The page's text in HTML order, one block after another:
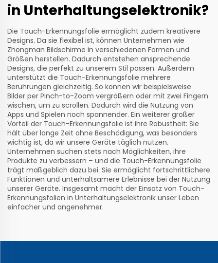
in Unterhaltungselektronik?
Die Touch-Erkennungsfolie ermöglicht zudem kreativere
Designs. Da sie flexibel ist, können Unternehmen wie
Zhongman Bildschirme in verschiedenen Formen und
Größen herstellen. Dadurch entstehen ansprechende
Designs, die perfekt zu unserem Stil passen. Außerdem
unterstützt die Touch-Erkennungsfolie mehrere
Berührungen gleichzeitig. So können wir beispielsweise
Bilder per Pinch-to-Zoom vergrößern oder mit zwei Fingern
wischen, um zu scrollen. Dadurch wird die Nutzung von
Apps und Spielen noch spannender. Ein weiterer großer
Vorteil der Touch-Erkennungsfolie ist ihre Robustheit: Sie
hält über lange Zeit ohne Beschädigung, was besonders
wichtig ist, da wir unsere Geräte täglich nutzen.
Unternehmen suchen stets nach Möglichkeiten, ihre
Produkte zu verbessern – und die Touch-Erkennungsfolie
trägt maßgeblich dazu bei. Sie ermöglicht fortschrittlichere
Funktionen und unterhaltsamere Erlebnisse bei der Nutzung
unserer Geräte. Insgesamt macht der Einsatz von Touch-
Erkennungsfolien in Unterhaltungselektronik unser Leben
einfacher und angenehmer.